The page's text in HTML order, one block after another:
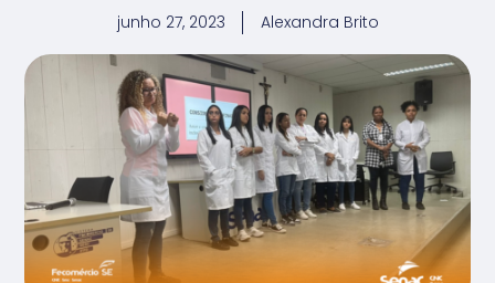
junho 27, 2023 Alexandra Brito